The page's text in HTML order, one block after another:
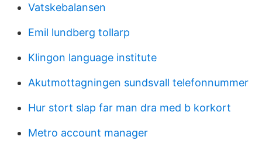
Vatskebalansen
Emil lundberg tollarp
Klingon language institute
Akutmottagningen sundsvall telefonnummer
Hur stort slap far man dra med b korkort
Metro account manager